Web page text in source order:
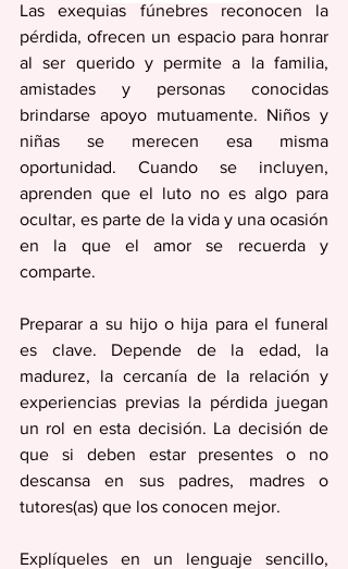
Las exequias fúnebres reconocen la
pérdida, ofrecen un espacio para honrar
al ser querido y permite a la familia,
amistades y personas conocidas
brindarse apoyo mutuamente. Niños y
niñas se merecen esa misma
oportunidad. Cuando se incluyen,
aprenden que el luto no es algo para
ocultar, es parte de la vida y una ocasión
en la que el amor se recuerda y
comparte.
Preparar a su hijo o hija para el funeral
es clave. Depende de la edad, la
madurez, la cercanía de la relación y
experiencias previas la pérdida juegan
un rol en esta decisión. La decisión de
que si deben estar presentes o no
descansa en sus padres, madres o
tutores(as) que los conocen mejor.
Explíqueles en un lenguaje sencillo,